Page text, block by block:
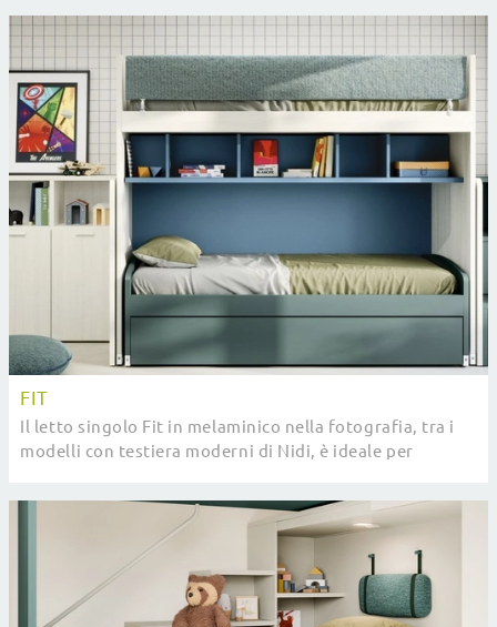
FIT
Il letto singolo Fit in melaminico nella fotografia, tra i
modelli con testiera moderni di Nidi, è ideale per